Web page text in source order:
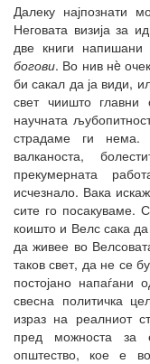
Далеку најпознати
Неговата визија за
две книги
богови. Во нив нè
би сакал да ја види,
свет чиишто главни
научната
страдаме ги нема.
валканоста,
прекумерната
исчезнало. Вака
сите го посакуваме.
коишто и Велс сака
да живее во
таков свет, да не се
постојано напаѓани
свесна политичка
израз на реалниот
пред можноста за
општество, кое е